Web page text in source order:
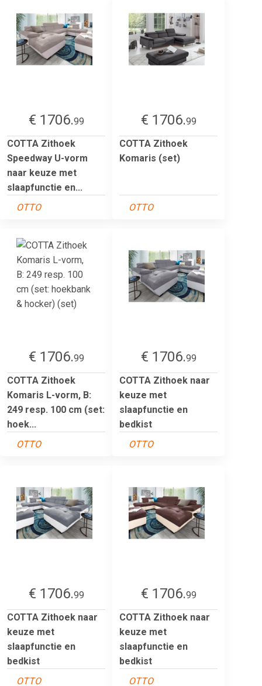
€ 1706.99
COTTA Zithoek
Speedway U-vorm
naar keuze met
slaapfunctie en...
OTTO
€ 1706.99
COTTA Zithoek
Komaris (set)
OTTO
€ 1706.99
COTTA Zithoek
Komaris L-vorm, B:
249 resp. 100 cm (set:
hoek...
OTTO
€ 1706.99
COTTA Zithoek naar
keuze met
slaapfunctie en
bedkist
OTTO
€ 1706.99
COTTA Zithoek naar
keuze met
slaapfunctie en
bedkist
OTTO
€ 1706.99
COTTA Zithoek naar
keuze met
slaapfunctie en
bedkist
OTTO